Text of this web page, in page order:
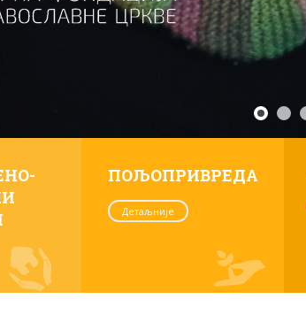
ПОЉОПРИВРЕДА
Детаљније